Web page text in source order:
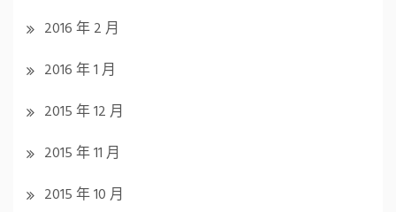
2016 年 2 月
2016 年 1 月
2015 年 12 月
2015 年 11 月
2015 年 10 月